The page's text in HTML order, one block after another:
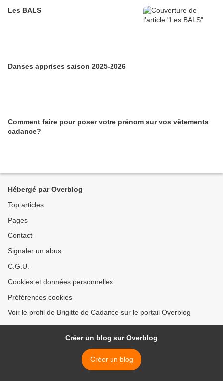
Les BALS
Danses apprises saison 2025-2026
Comment faire pour poser votre prénom sur vos vêtements
cadance?
Hébergé par Overblog
Top articles
Pages
Contact
Signaler un abus
C.G.U.
Cookies et données personnelles
Préférences cookies
Voir le profil de Brigitte de Cadance sur le portail Overblog
Créer un blog sur Overblog
Créer un blog